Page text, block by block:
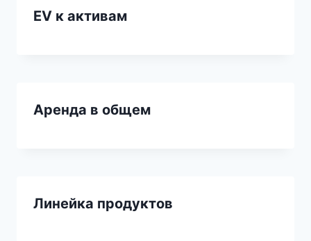
EV к активам
Аренда в общем
Линейка продуктов